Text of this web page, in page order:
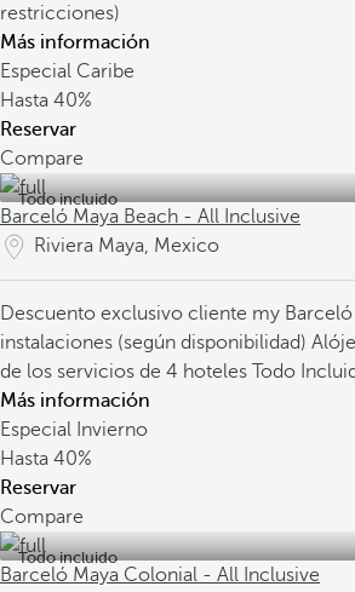
restricciones)
Más información
Especial Caribe
Hasta 40%
Reservar
Compare
Todo incluido
Barceló Maya Beach - All Inclusive
Riviera Maya, Mexico
Descuento exclusivo cliente my Barceló
instalaciones (según disponibilidad)
de los servicios de 4 hoteles Todo
Más información
Especial Invierno
Hasta 40%
Reservar
Compare
Todo incluido
Barceló Maya Colonial - All Inclusive